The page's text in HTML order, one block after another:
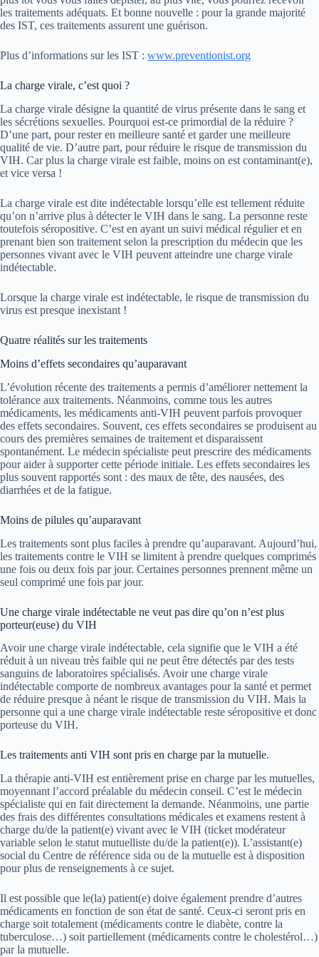
les traitements adéquats. Et bonne nouvelle : pour la grande majorité
des IST, ces traitements assurent une guérison.
Plus d’informations sur les IST : www.preventionist.org
La charge virale, c’est quoi ?
La charge virale désigne la quantité de virus présente dans le sang et
les sécrétions sexuelles. Pourquoi est-ce primordial de la réduire ?
D’une part, pour rester en meilleure santé et garder une meilleure
qualité de vie. D’autre part, pour réduire le risque de transmission du
VIH. Car plus la charge virale est faible, moins on est contaminant(e),
et vice versa !
La charge virale est dite indétectable lorsqu’elle est tellement réduite
qu’on n’arrive plus à détecter le VIH dans le sang. La personne reste
toutefois séropositive. C’est en ayant un suivi médical régulier et en
prenant bien son traitement selon la prescription du médecin que les
personnes vivant avec le VIH peuvent atteindre une charge virale
indétectable.
Lorsque la charge virale est indétectable, le risque de transmission du
virus est presque inexistant !
Quatre réalités sur les traitements
Moins d’effets secondaires qu’auparavant
L’évolution récente des traitements a permis d’améliorer nettement la
tolérance aux traitements. Néanmoins, comme tous les autres
médicaments, les médicaments anti-VIH peuvent parfois provoquer
des effets secondaires. Souvent, ces effets secondaires se produisent au
cours des premières semaines de traitement et disparaissent
spontanément. Le médecin spécialiste peut prescrire des médicaments
pour aider à supporter cette période initiale. Les effets secondaires les
plus souvent rapportés sont : des maux de tête, des nausées, des
diarrhées et de la fatigue.
Moins de pilules qu’auparavant
Les traitements sont plus faciles à prendre qu’auparavant. Aujourd’hui,
les traitements contre le VIH se limitent à prendre quelques comprimés
une fois ou deux fois par jour. Certaines personnes prennent même un
seul comprimé une fois par jour.
Une charge virale indétectable ne veut pas dire qu’on n’est plus
porteur(euse) du VIH
Avoir une charge virale indétectable, cela signifie que le VIH a été
réduit à un niveau très faible qui ne peut être détectés par des tests
sanguins de laboratoires spécialisés. Avoir une charge virale
indétectable comporte de nombreux avantages pour la santé et permet
de réduire presque à néant le risque de transmission du VIH. Mais la
personne qui a une charge virale indétectable reste séropositive et donc
porteuse du VIH.
Les traitements anti VIH sont pris en charge par la mutuelle.
La thérapie anti-VIH est entièrement prise en charge par les mutuelles,
moyennant l’accord préalable du médecin conseil. C’est le médecin
spécialiste qui en fait directement la demande. Néanmoins, une partie
des frais des différentes consultations médicales et examens restent à
charge du/de la patient(e) vivant avec le VIH (ticket modérateur
variable selon le statut mutuelliste du/de la patient(e)). L’assistant(e)
social du Centre de référence sida ou de la mutuelle est à disposition
pour plus de renseignements à ce sujet.
Il est possible que le(la) patient(e) doive également prendre d’autres
médicaments en fonction de son état de santé. Ceux-ci seront pris en
charge soit totalement (médicaments contre le diabète, contre la
tuberculose…) soit partiellement (médicaments contre le cholestérol…)
par la mutuelle.